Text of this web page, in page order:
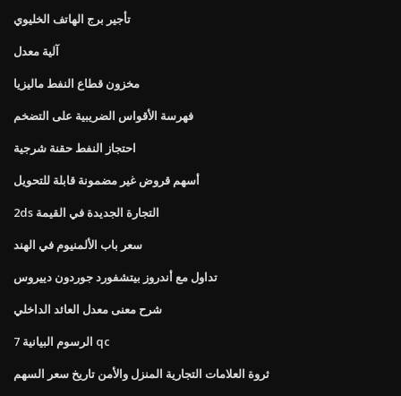
تأجير برج الهاتف الخليوي
آلية معدل
مخزون قطاع النفط ماليزيا
فهرسة الأقواس الضريبية على التضخم
احتجاز النفط حقنة شرجية
أسهم قروض غير مضمونة قابلة للتحويل
2ds التجارة الجديدة في القيمة
سعر باب الألمنيوم في الهند
تداول مع أندروز بيتشفورد جوردون دييروس
شرح معنى معدل العائد الداخلي
7 الرسوم البيانية qc
ثروة العلامات التجارية المنزل والأمن تاريخ سعر السهم